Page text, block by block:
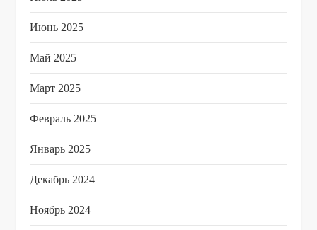
Июнь 2025
Май 2025
Март 2025
Февраль 2025
Январь 2025
Декабрь 2024
Ноябрь 2024